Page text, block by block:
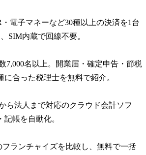
・電子マネーなど30種以上の決済を1台
SIM内蔵で回線不要。
7,000名以上。開業届・確定申告・節税
に合った税理士を無料で紹介。
ら法人まで対応のクラウド会計ソフ
記帳を自動化。
フランチャイズを比較し、無料で一括